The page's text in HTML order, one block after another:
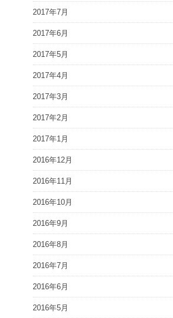
2017年7月
2017年6月
2017年5月
2017年4月
2017年3月
2017年2月
2017年1月
2016年12月
2016年11月
2016年10月
2016年9月
2016年8月
2016年7月
2016年6月
2016年5月